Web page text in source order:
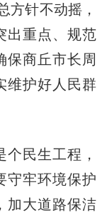
方针不动摇，
出重点、规范
保商丘市长周
维护好人民群
民生工程，
守牢环境保护
加大道路保洁